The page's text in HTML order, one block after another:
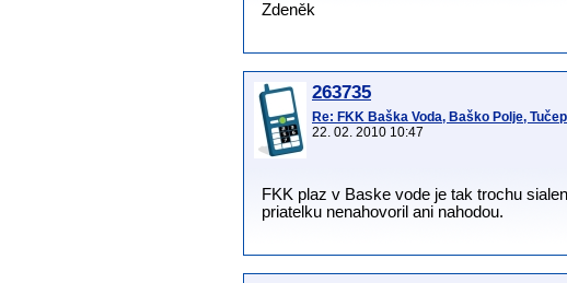
Zdeněk
263735
Re: FKK Baška Voda, Baško Polje,
22. 02. 2010 10:47
FKK plaz v Baske vode je tak trochu
priatelku nenahovoril ani nahodou.